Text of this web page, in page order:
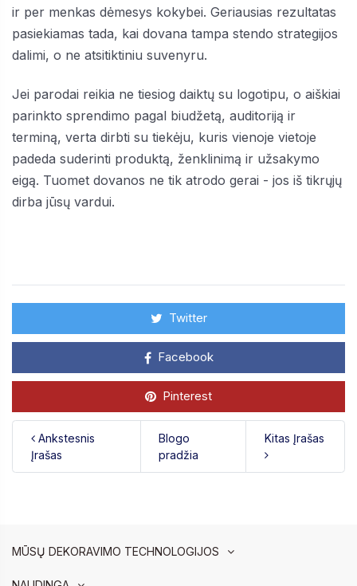
ir per menkas dėmesys kokybei. Geriausias rezultatas
pasiekiamas tada, kai dovana tampa stendo strategijos
dalimi, o ne atsitiktiniu suvenyru.
Jei parodai reikia ne tiesiog daiktų su logotipu, o aiškiai
parinkto sprendimo pagal biudžetą, auditoriją ir
terminą, verta dirbti su tiekėju, kuris vienoje vietoje
padeda suderinti produktą, ženklinimą ir užsakymo
eigą. Tuomet dovanos ne tik atrodo gerai - jos iš tikrųjų
dirba jūsų vardui.
Twitter
Facebook
Pinterest
Ankstesnis
Įrašas
Blogo
pradžia
Kitas Įrašas
MŪSŲ DEKORAVIMO TECHNOLOGIJOS